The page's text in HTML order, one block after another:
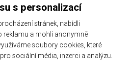
Spoušť Walther Dynamic
Performance pro PDP, PPQ,
Q4, Q5
WAL 2849526
Skladem
s personalizací
stránek, nabídli
reklamu a mohli anonymně
soubory cookies, které
sociální média, inzerci a analýzu.